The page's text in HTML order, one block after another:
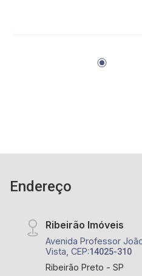
Panini, Rumba Bar
Endereço
Ribeirão Imóveis
Avenida Professor
Vista, CEP:14025-310
Ribeirão Preto - SP